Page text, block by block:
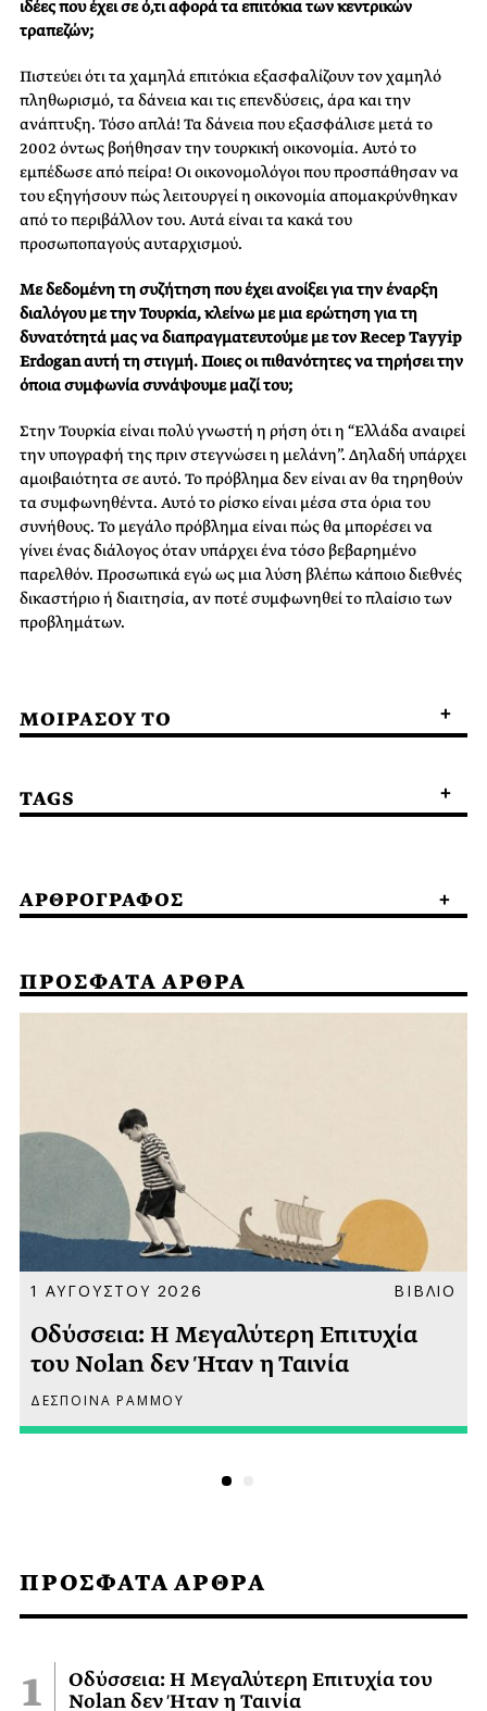
ΠΡΟΣΦΑΤΑ ΑΡΘΡΑ
Οδύσσεια: Η Μεγαλύτερη Επιτυχία του
Nolan δεν Ήταν η Ταινία
ιδέες που έχει σε ό,τι αφορά τα επιτόκια των κεντρικών
τραπεζών;
Πιστεύει ότι τα χαμηλά επιτόκια εξασφαλίζουν τον χαμηλό
πληθωρισμό, τα δάνεια και τις επενδύσεις, άρα και την
ανάπτυξη. Τόσο απλά! Τα δάνεια που εξασφάλισε μετά το
2002 όντως βοήθησαν την τουρκική οικονομία. Αυτό το
εμπέδωσε από πείρα! Οι οικονομολόγοι που προσπάθησαν να
του εξηγήσουν πώς λειτουργεί η οικονομία απομακρύνθηκαν
από το περιβάλλον του. Αυτά είναι τα κακά του
προσωποπαγούς αυταρχισμού.
Με δεδομένη τη συζήτηση που έχει ανοίξει για την έναρξη
διαλόγου με την Τουρκία, κλείνω με μια ερώτηση για τη
δυνατότητά μας να διαπραγματευτούμε με τον Recep Tayyip
Erdogan αυτή τη στιγμή. Ποιες οι πιθανότητες να τηρήσει την
όποια συμφωνία συνάψουμε μαζί του;
Στην Τουρκία είναι πολύ γνωστή η ρήση ότι η “Ελλάδα αναιρεί
την υπογραφή της πριν στεγνώσει η μελάνη”. Δηλαδή υπάρχει
αμοιβαιότητα σε αυτό. Το πρόβλημα δεν είναι αν θα τηρηθούν
τα συμφωνηθέντα. Αυτό το ρίσκο είναι μέσα στα όρια του
συνήθους. Το μεγάλο πρόβλημα είναι πώς θα μπορέσει να
γίνει ένας διάλογος όταν υπάρχει ένα τόσο βεβαρημένο
παρελθόν. Προσωπικά εγώ ως μια λύση βλέπω κάποιο διεθνές
δικαστήριο ή διαιτησία, αν ποτέ συμφωνηθεί το πλαίσιο των
προβλημάτων.
ΜΟΙΡΑΣΟΥ ΤΟ
TAGS
ΑΡΘΡΟΓΡΑΦΟΣ
ΠΡΟΣΦΑΤΑ ΑΡΘΡΑ
1 ΑΥΓΟΥΣΤΟΥ 2026 ΒΙΒΛΙΟ
Οδύσσεια: Η Μεγαλύτερη Επιτυχία
του Nolan δεν Ήταν η Ταινία
ΔΕΣΠΟΙΝΑ ΡΑΜΜΟΥ